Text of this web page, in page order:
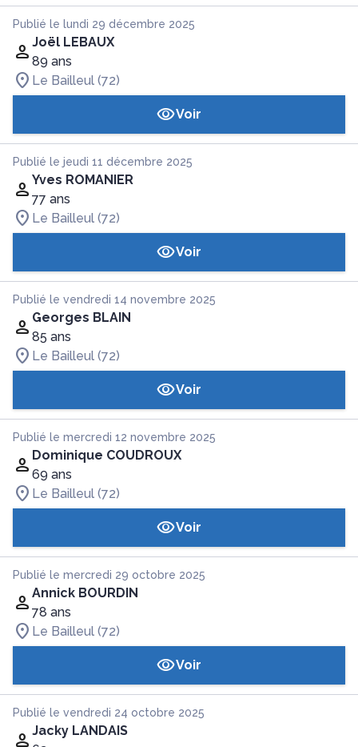
Publié le lundi 29 décembre 2025
Joël LEBAUX
89 ans
Le Bailleul (72)
Voir
Publié le jeudi 11 décembre 2025
Yves ROMANIER
77 ans
Le Bailleul (72)
Voir
Publié le vendredi 14 novembre 2025
Georges BLAIN
85 ans
Le Bailleul (72)
Voir
Publié le mercredi 12 novembre 2025
Dominique COUDROUX
69 ans
Le Bailleul (72)
Voir
Publié le mercredi 29 octobre 2025
Annick BOURDIN
78 ans
Le Bailleul (72)
Voir
Publié le vendredi 24 octobre 2025
Jacky LANDAIS